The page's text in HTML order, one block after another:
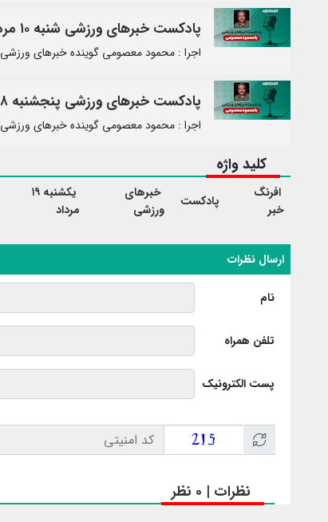
پادکست خبرهای ورزشی شنبه ۱۰ مرداد
اجرا : محمود معصومی گوینده خبرهای ورزشی
پادکست خبرهای ورزشی پنجشنبه ۸ مرداد
اجرا : محمود معصومی گوینده خبرهای ورزشی
کلید واژه
افرنگ
خبر
پادکست
خبرهای
ورزشی
یکشنبه ۱۹
مرداد
ارسال نظرات
نام
تلفن همراه
پست الکترونیک
نظرات | 0 نظر